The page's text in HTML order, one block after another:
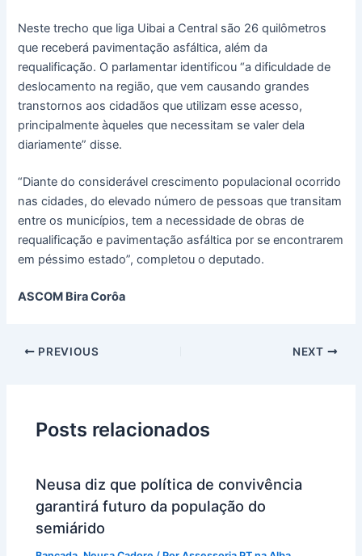
Neste trecho que liga Uibai a Central são 26 quilômetros
que receberá pavimentação asfáltica, além da
requalificação. O parlamentar identificou “a dificuldade de
deslocamento na região, que vem causando grandes
transtornos aos cidadãos que utilizam esse acesso,
principalmente àqueles que necessitam se valer dela
diariamente” disse.
“Diante do considerável crescimento populacional ocorrido
nas cidades, do elevado número de pessoas que transitam
entre os municípios, tem a necessidade de obras de
requalificação e pavimentação asfáltica por se encontrarem
em péssimo estado”, completou o deputado.
ASCOM Bira Corôa
PREVIOUS NEXT
Posts relacionados
Neusa diz que política de convivência
garantirá futuro da população do
semiárido